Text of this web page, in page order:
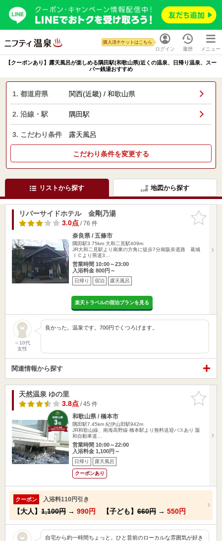
ログイン
購入済チケットはこちら
履歴 メニュー
【クーポンあり】露天風呂が楽しめる隅田駅(和歌山県)近くの温泉、日帰り温泉、スー
パー銭湯おすすめ
1. 都道府県 関西(近畿) / 和歌山県
2. 沿線・駅 隅田駅
3. こだわり条件 露天風呂
こだわり条件を変更する
リストから探す 地図から探す
お気に入
りに追加
リバーサイドホテル 金剛乃湯
3.0点/ 76 件
奈良県 / 五條市
隅田駅3.75km 大和二見駅409m
JR大和二見駅より南東の方角に徒歩7分南阪奈道路 葛城
ＩＣより県道3…
営業時間 10:00～23:00
入浴料金 800円～
日帰り 宿泊 露天風呂
楽天トラベルの宿泊プランを見る
～10代
女性
良かった。温泉です。700円でくつろげます。
関連情報から探す
お気に入
りに追加
天然温泉 ゆの里
3.8点/ 45 件
和歌山県 / 橋本市
隅田駅7.45km 紀伊山田駅942m
JR和歌山線、南海高野線 橋本駅より無料送迎バスあり 阪
和自動車道…
営業時間 10:00～22:00
入浴料金 1,100円～
日帰り 露天風呂
クーポンあり
クーポン 入浴料110円引き
【大人】 1,100円 → 990円 【子ども】 660円 → 550円
自宅から約一時間ちょっと。ひと昔前のローカルな雰囲気が好き